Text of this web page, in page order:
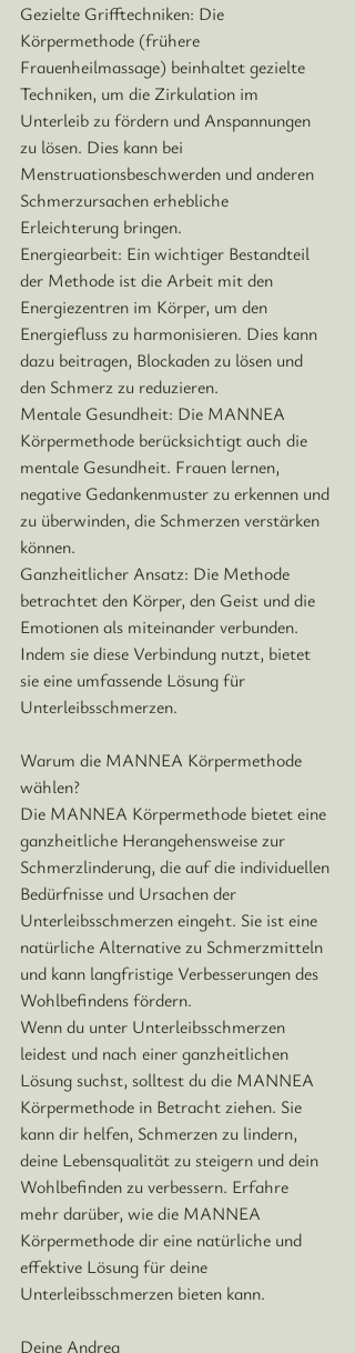
Gezielte Grifftechniken: Die
Körpermethode (frühere
Frauenheilmassage) beinhaltet gezielte
Techniken, um die Zirkulation im
Unterleib zu fördern und Anspannungen
zu lösen. Dies kann bei
Menstruationsbeschwerden und anderen
Schmerzursachen erhebliche
Erleichterung bringen.
Energiearbeit: Ein wichtiger Bestandteil
der Methode ist die Arbeit mit den
Energiezentren im Körper, um den
Energiefluss zu harmonisieren. Dies kann
dazu beitragen, Blockaden zu lösen und
den Schmerz zu reduzieren.
Mentale Gesundheit: Die MANNEA
Körpermethode berücksichtigt auch die
mentale Gesundheit. Frauen lernen,
negative Gedankenmuster zu erkennen und
zu überwinden, die Schmerzen verstärken
können.
Ganzheitlicher Ansatz: Die Methode
betrachtet den Körper, den Geist und die
Emotionen als miteinander verbunden.
Indem sie diese Verbindung nutzt, bietet
sie eine umfassende Lösung für
Unterleibsschmerzen.
Warum die MANNEA Körpermethode
wählen?
Die MANNEA Körpermethode bietet eine
ganzheitliche Herangehensweise zur
Schmerzlinderung, die auf die individuellen
Bedürfnisse und Ursachen der
Unterleibsschmerzen eingeht. Sie ist eine
natürliche Alternative zu Schmerzmitteln
und kann langfristige Verbesserungen des
Wohlbefindens fördern.
Wenn du unter Unterleibsschmerzen
leidest und nach einer ganzheitlichen
Lösung suchst, solltest du die MANNEA
Körpermethode in Betracht ziehen. Sie
kann dir helfen, Schmerzen zu lindern,
deine Lebensqualität zu steigern und dein
Wohlbefinden zu verbessern. Erfahre
mehr darüber, wie die MANNEA
Körpermethode dir eine natürliche und
effektive Lösung für deine
Unterleibsschmerzen bieten kann.
Deine Andrea